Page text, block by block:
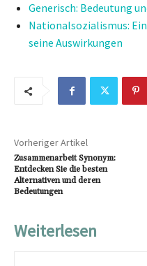
Generisch: Bedeutung
Nationalsozialismus:
seine Auswirkungen
Vorheriger Artikel
Zusammenarbeit Synonym:
Entdecken Sie die besten
Alternativen und deren
Bedeutungen
Weiterlesen